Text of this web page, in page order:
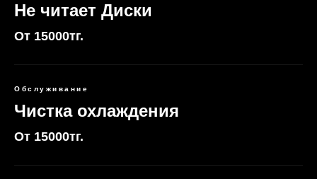
Не читает Диски
От 15000тг.
Обслуживание
Чистка охлаждения
От 15000тг.